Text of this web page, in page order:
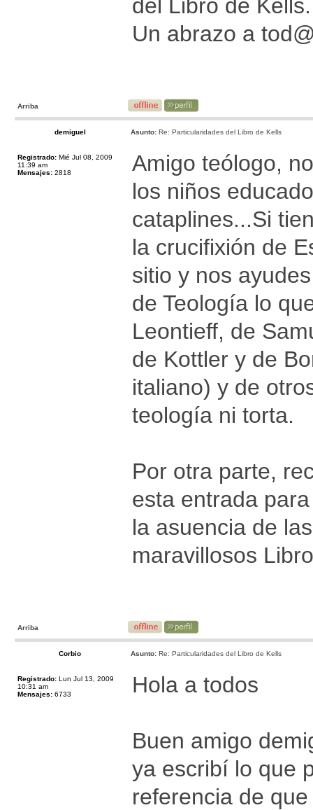
del Libro de Kells.
Un abrazo a
Arriba
demiguel Asunto: Re: Particularidades del Libro de Kells
Registrado: Mié Jul 08, 2009
11:39 am
Mensajes: 2818
Amigo teólogo,
los niños
cataplines...Si
la crucifixión de
sitio y nos
de Teología lo
Leontieff, de
de Kottler y de
italiano) y de
teología ni torta.
Por otra parte,
esta entrada
la asuencia de
maravillosos
Arriba
Corbio Asunto: Re: Particularidades del Libro de Kells
Registrado: Lun Jul 13, 2009
10:31 am
Mensajes: 6733 Hola a todos
Buen amigo
ya escribí lo que
referencia de